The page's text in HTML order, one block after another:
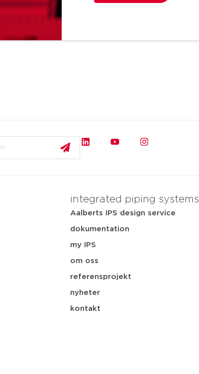
integrated piping systems
Aalberts IPS design service
dokumentation
my IPS
om oss
referensprojekt
nyheter
kontakt